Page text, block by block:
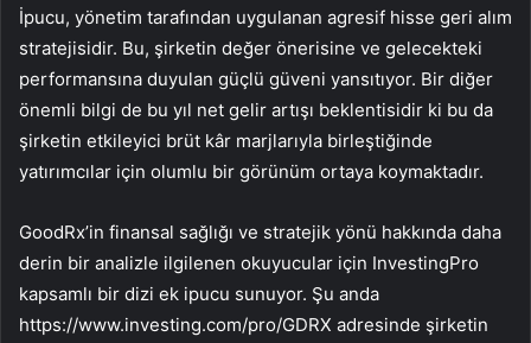
İpucu, yönetim tarafından uygulanan agresif hisse geri alım
stratejisidir. Bu, şirketin değer önerisine ve gelecekteki
performansına duyulan güçlü güveni yansıtıyor. Bir diğer
önemli bilgi de bu yıl net gelir artışı beklentisidir ki bu da
şirketin etkileyici brüt kâr marjlarıyla birleştiğinde
yatırımcılar için olumlu bir görünüm ortaya koymaktadır.
GoodRx’in finansal sağlığı ve stratejik yönü hakkında daha
derin bir analizle ilgilenen okuyucular için InvestingPro
kapsamlı bir dizi ek ipucu sunuyor. Şu anda
https://www.investing.com/pro/GDRX adresinde şirketin